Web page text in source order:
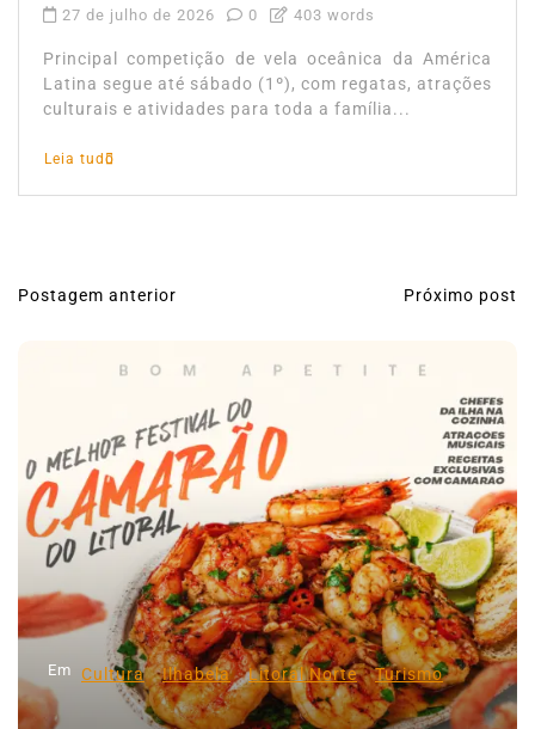
27 de julho de 2026 0 403 words
Principal competição de vela oceânica da América
Latina segue até sábado (1º), com regatas, atrações
culturais e atividades para toda a família...
Leia tudo
N
g
a
ç
o
d
e
P
Postagem anterior Próximo post
Em Cultura Ilhabela Litoral Norte Turismo